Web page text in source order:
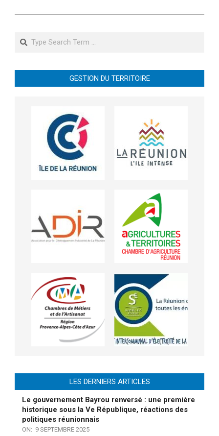
Search
GESTION DU TERRITOIRE
LES DERNIERS ARTICLES
Le gouvernement Bayrou renversé : une première
historique sous la Ve République, réactions des
politiques réunionnais
ON: 9 SEPTEMBRE 2025